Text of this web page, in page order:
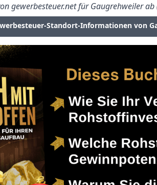
gewerbesteuer.net für Gaugrehweiler
Standort-Informationen von